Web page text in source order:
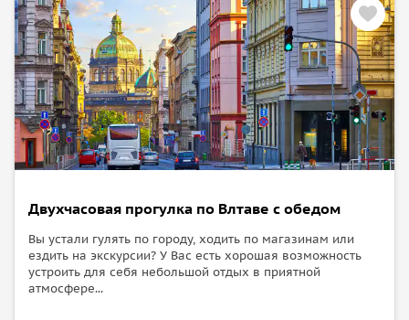
Двухчасовая прогулка по Влтаве с обедом
Вы устали гулять по городу, ходить по магазинам или
ездить на экскурсии? У Вас есть хорошая возможность
устроить для себя небольшой отдых в приятной
атмосфере...